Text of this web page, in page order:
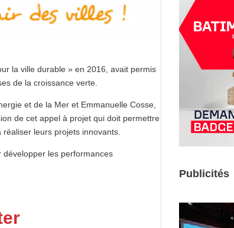
la ville durable » en 2016, avait permis
de la croissance verte.
et de la Mer et Emmanuelle Cosse,
de cet appel à projet qui doit permettre
leurs projets innovants.
développer les performances
Publicités